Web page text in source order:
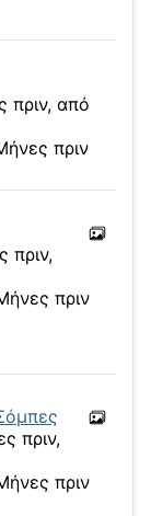
πριν, από
πριν
πριν,
πριν
πριν,
πριν